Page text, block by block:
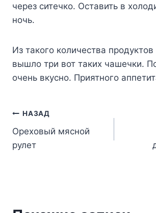
через ситечко. Оставить в
ночь.
Из такого количества
вышло три вот таких чашечки.
очень вкусно. Приятного
Навигация
по
НАЗАД
Ореховый мясной
рулет